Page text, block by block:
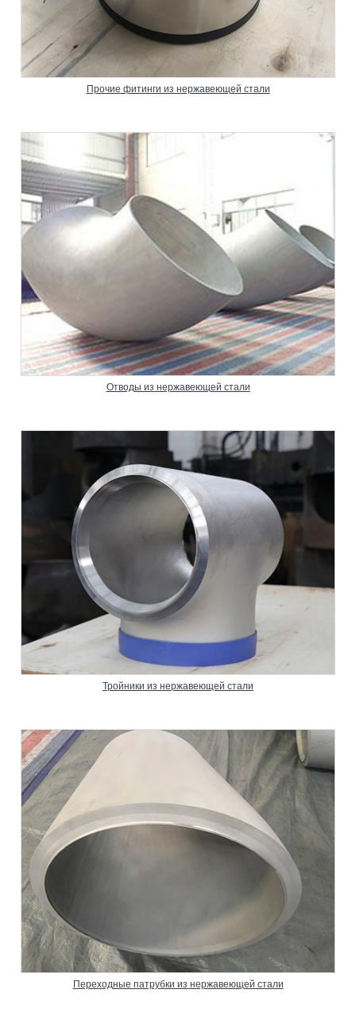
Прочие фитинги из нержавеющей стали
Отводы из нержавеющей стали
Тройники из нержавеющей стали
Переходные патрубки из нержавеющей стали